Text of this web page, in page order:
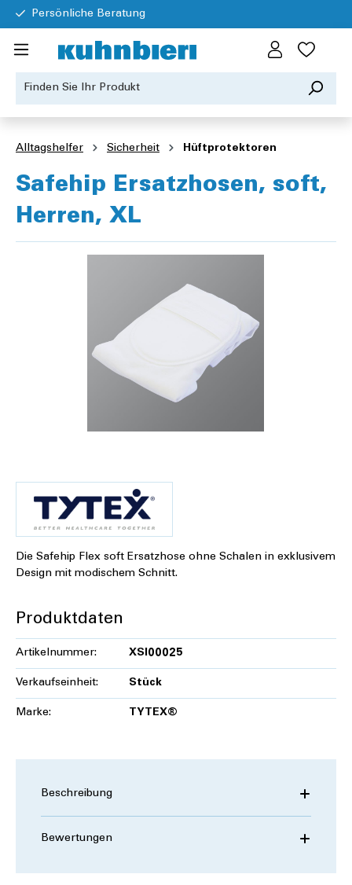
Persönliche Beratung
Alltagshelfer Sicherheit Hüftprotektoren
Safehip Ersatzhosen, soft,
Herren, XL
Die Safehip Flex soft Ersatzhose ohne Schalen in exklusivem
Design mit modischem Schnitt.
Produktdaten
Artikelnummer: XSI00025
Verkaufseinheit: Stück
Marke: TYTEX®
Beschreibung
Bewertungen